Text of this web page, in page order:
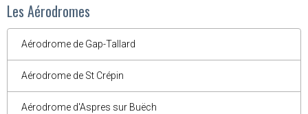
Les Aérodromes
Aérodrome de Gap-Tallard
Aérodrome de St Crépin
Aérodrome d'Aspres sur Buëch